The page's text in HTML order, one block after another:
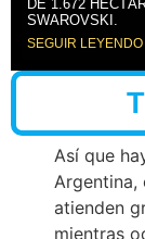
DE 1.672
SWAROVSKI.
SEGUIR LEYENDO
Así que
Argentina,
atienden
mientras